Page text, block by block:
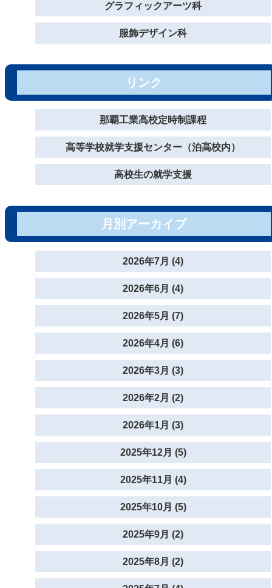
グラフィックアーツ科
服飾デザイン科
リンク
那覇工業高校定時制課程
高等学校就学支援センター（泊高校内）
高校生の就学支援
月別アーカイブ
2026年7月 (4)
2026年6月 (4)
2026年5月 (7)
2026年4月 (6)
2026年3月 (3)
2026年2月 (2)
2026年1月 (3)
2025年12月 (5)
2025年11月 (4)
2025年10月 (5)
2025年9月 (2)
2025年8月 (2)